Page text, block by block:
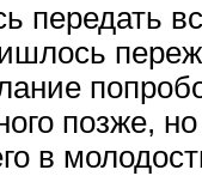
передать
позже,
в